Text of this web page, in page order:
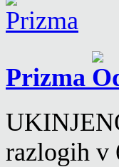
Prizma
razlogih v